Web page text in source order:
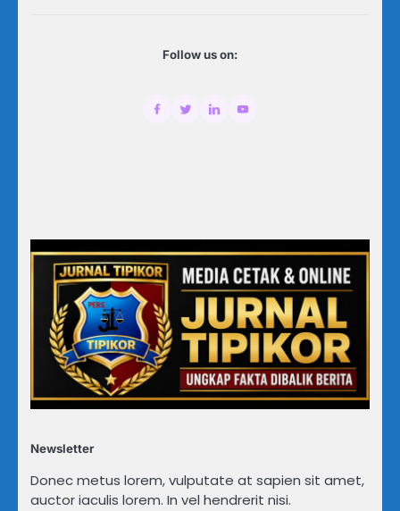
Follow us on:
Newsletter
Donec metus lorem, vulputate at sapien sit amet,
auctor iaculis lorem. In vel hendrerit nisi.